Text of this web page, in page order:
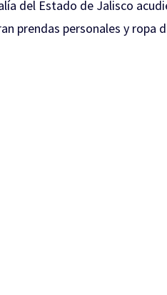
del Estado de Jalisco
prendas personales y ropa